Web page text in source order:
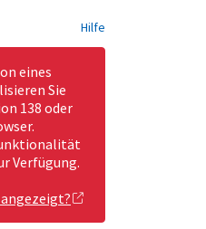
Hilfe
eines
Sie
138 oder
Verfügung.